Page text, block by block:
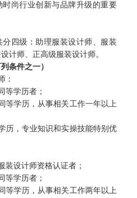
时尚行业创新与品牌升级的重要
四级：助理服装设计师、服装
计师、正高级服装设计师。
条件之一）
：
等学历者；
等学历，从事相关工作一年以上
历，专业知识和实操技能特别优
装设计师资格认证者；
等学历者；
等学历，从事相关工作两年以上